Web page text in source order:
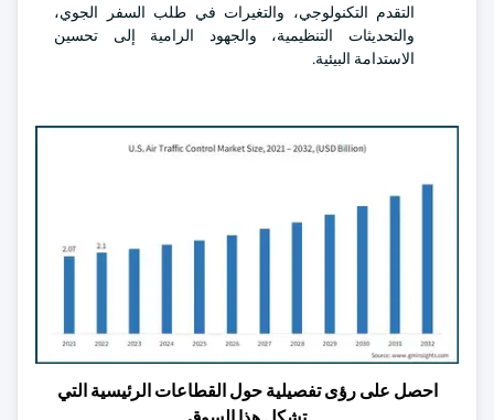
التقدم التكنولوجي، والتغيرات في طلب السفر الجوي،
والتحديثات التنظيمية، والجهود الرامية إلى تحسين
الاستدامة البيئية.
احصل على رؤى تفصيلية حول القطاعات الرئيسية التي